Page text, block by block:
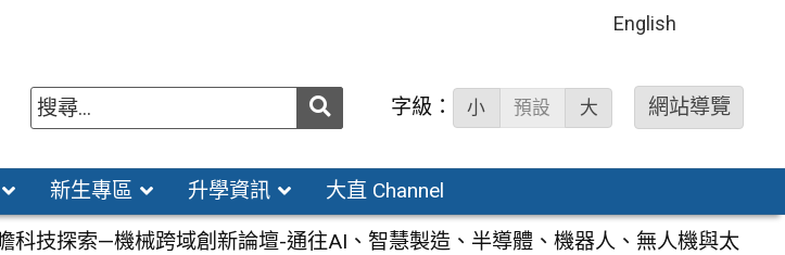
English
送出 字級： 小 預設 大 網站導覽
新生專區 升學資訊 大直 Channel
科技探索—機械跨域創新論壇-通往AI、智慧製造、半導體、機器人、無人機與太